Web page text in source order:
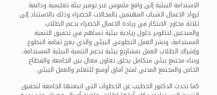
الاستدامة البيئية إلى واقع ملموس عبر توفير بيئة تعليمية وداعمة
لرواد الاعمال الشباب المهتمين بالمجالات الخضراء وذلك بالاستناد إلى
ثلاثة محاور: الابتكار في ريادة الاعمال الخضراء بدعم الطلاب
والمبدعين لتطوير حلول ريادية بيئية تساهم في تحقيق التنمية
المستدامة، ونشر العمل التطوعي البيئي والذي يعزز ثقافة التطوع
وإشراك الطلاب العمل بمشاريع بيئية تدعم التنمية البيئية المستدامة،
وبناء مجتمع بيئي متكامل يخلق تعاون فعال بين الجامعة والقطاع
الخاص والمجتمع المدني لفتح آفاق أوسع للتعلم والعمل البيئي
كما تحدث الدكتور الخطيب عن الخطوات التي اتبعتها الجامعة لتحقيق